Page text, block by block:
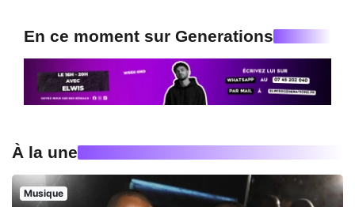
En ce moment sur Generations
À la une
Musique